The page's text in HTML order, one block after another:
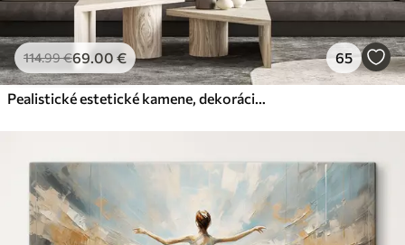
114.99€69.00 € 65
Pealistické estetické kamene, dekorácie domov, prirodzené osvetlenie